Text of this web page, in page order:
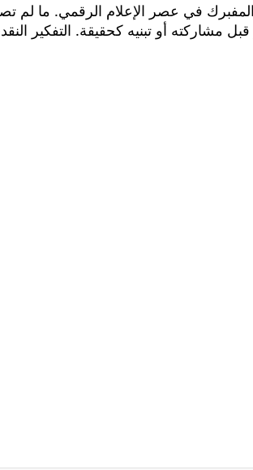
في عصر الإعلام الرقمي. ما لم
مشاركته أو تبنيه كحقيقة. التفكير